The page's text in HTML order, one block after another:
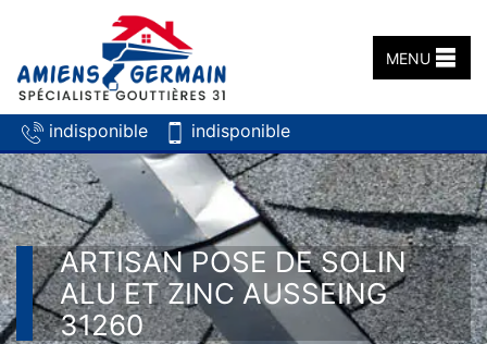
indisponible indisponible
MENU
ARTISAN POSE DE SOLIN
ALU ET ZINC AUSSEING
31260